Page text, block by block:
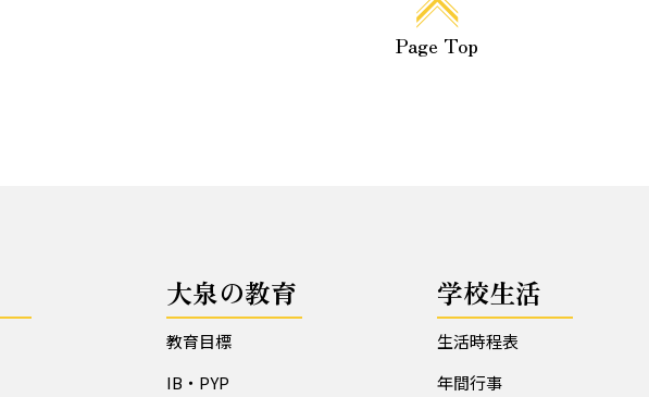
Page Top
大泉の教育
教育目標
IB・PYP
学校生活
生活時程表
年間行事